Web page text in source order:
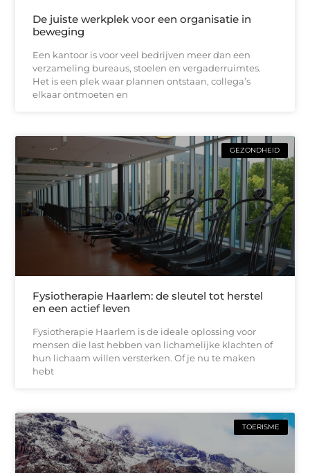
De juiste werkplek voor een organisatie in
beweging
Een kantoor is voor veel bedrijven meer dan een
verzameling bureaus, stoelen en vergaderruimtes.
Het is een plek waar plannen ontstaan, collega’s
elkaar ontmoeten en
GEZONDHEID
Fysiotherapie Haarlem: de sleutel tot herstel
en een actief leven
Fysiotherapie Haarlem is de ideale oplossing voor
mensen die last hebben van lichamelijke klachten of
hun lichaam willen versterken. Of je nu te maken
hebt
TOERISME